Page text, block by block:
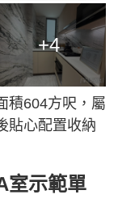
+4
積604方呎，屬
貼心配置收納
室示範單